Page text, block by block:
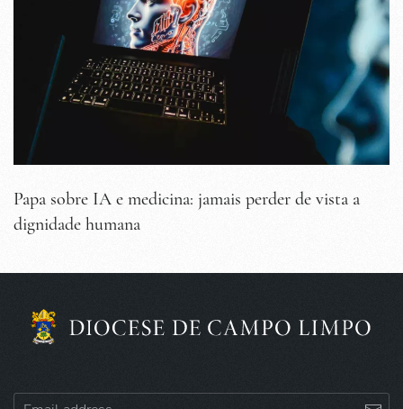
Papa sobre IA e medicina: jamais perder de vista a
dignidade humana